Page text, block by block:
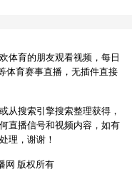
体育的朋友观看视频，每日
体育赛事直播，无插件直接
从搜索引擎搜索整理获得，
直播信号和视频内容，如有
理，谢谢！
网 版权所有